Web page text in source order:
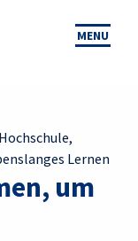
MENU
Hochschule,
Lernen
um